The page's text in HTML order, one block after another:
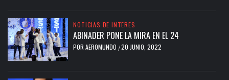
NOTICIAS DE INTERES
ABINADER PONE LA MIRA EN EL 24
POR AEROMUNDO /20 JUNIO, 2022